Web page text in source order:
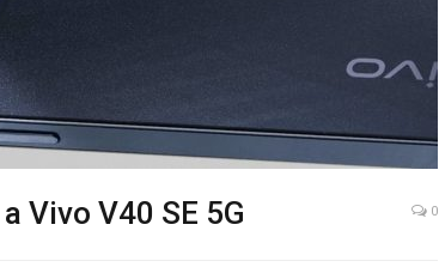
Vivo V40 SE 5G 0